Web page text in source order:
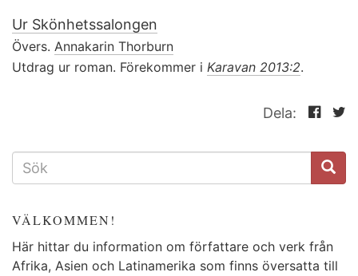
Ur Skönhetssalongen
Övers. Annakarin Thorburn
Utdrag ur roman. Förekommer i Karavan 2013:2.
Dela:
SÖKFORMULÄR
VÄLKOMMEN!
Här hittar du information om författare och verk från
Afrika, Asien och Latinamerika som finns översatta till